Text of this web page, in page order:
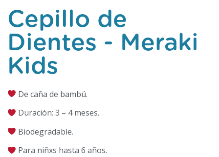
Cepillo de
Dientes - Meraki
Kids
De caña de bambú.
Duración: 3 – 4 meses.
Biodegradable.
Para niñxs hasta 6 años.